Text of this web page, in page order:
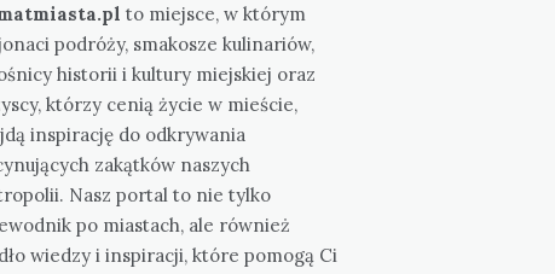
to miejsce, w którym
podróży, smakosze kulinariów,
historii i kultury miejskiej oraz
którzy cenią życie w mieście,
inspirację do odkrywania
zakątków naszych
Nasz portal to nie tylko
po miastach, ale również
wiedzy i inspiracji, które pomogą Ci